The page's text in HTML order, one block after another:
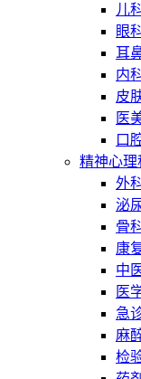
儿
眼
耳
内
皮
医
口
精神心理
外
泌
骨
康
中
医
急
麻
检